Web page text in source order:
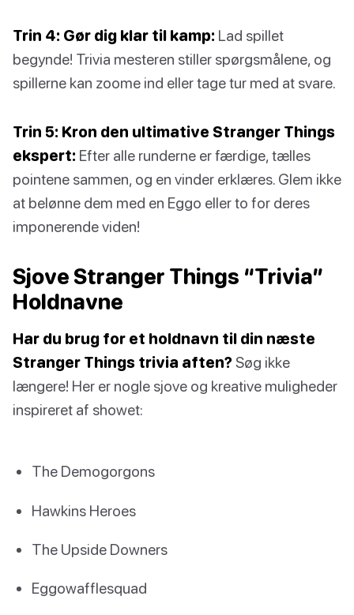
Trin 4: Gør dig klar til kamp: Lad spillet
begynde! Trivia mesteren stiller spørgsmålene, og
spillerne kan zoome ind eller tage tur med at svare.
Trin 5: Kron den ultimative Stranger Things
ekspert: Efter alle runderne er færdige, tælles
pointene sammen, og en vinder erklæres. Glem ikke
at belønne dem med en Eggo eller to for deres
imponerende viden!
Sjove Stranger Things “Trivia”
Holdnavne
Har du brug for et holdnavn til din næste
Stranger Things trivia aften? Søg ikke
længere! Her er nogle sjove og kreative muligheder
inspireret af showet:
The Demogorgons
Hawkins Heroes
The Upside Downers
Eggowafflesquad